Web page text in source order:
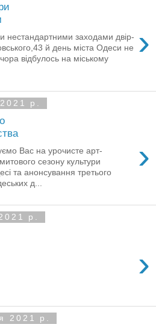
›
нестандартними заходами двір-
й день міста Одеси не
відбулось на міському
р.
›
Вас на урочисте арт-
сезону культури
та анонсування третього
д...
р.
›
2021 р.